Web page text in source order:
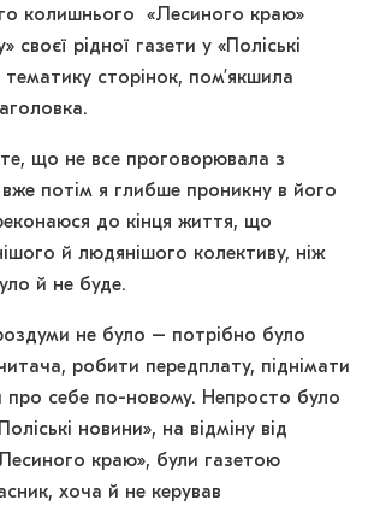
колишнього «Лесиного краю»
своєї рідної газети у «Поліські
сторінок, пом’якшила
що не все проговорювала з
потім я глибше проникну в його
до кінця життя, що
й людянішого колективу, ніж
й не буде.
не було – потрібно було
робити передплату, піднімати
про себе по-новому. Непросто було
новини», на відміну від
краю», були газетою
хоча й не керував